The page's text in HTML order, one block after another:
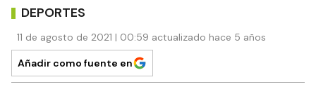
DEPORTES
11 de agosto de 2021 | 00:59 actualizado hace 5 años
Añadir como fuente en